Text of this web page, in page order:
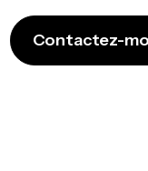
Contactez-